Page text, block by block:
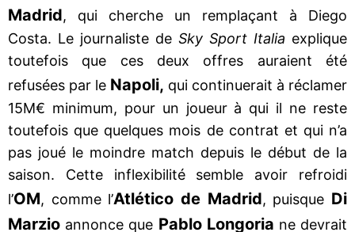
Madrid, qui cherche un remplaçant à Diego
Costa. Le journaliste de Sky Sport Italia explique
toutefois que ces deux offres auraient été
refusées par le Napoli, qui continuerait à réclamer
15M€ minimum, pour un joueur à qui il ne reste
toutefois que quelques mois de contrat et qui n’a
pas joué le moindre match depuis le début de la
saison. Cette inflexibilité semble avoir refroidi
l’OM, comme l’Atlético de Madrid, puisque Di
Marzio annonce que Pablo Longoria ne devrait